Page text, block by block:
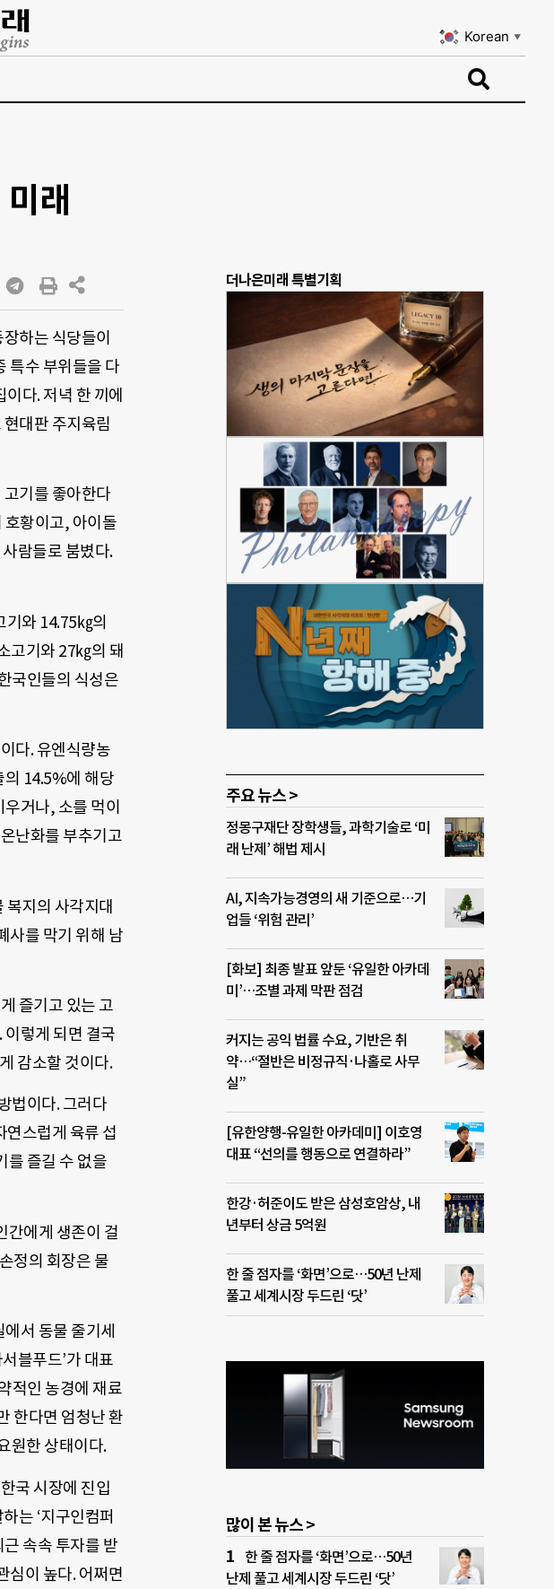
Korean ▼
래
하는 식당들이
특수 부위들을 다
다. 저녁 한 끼에
대판 주지육림
기를 좋아한다
호황이고, 아이돌
람들로 붐볐다.
와 14.75㎏의
고기와 27㎏의 돼
국인들의 식성은
다. 유엔식량농
의 14.5%에 해당
거나, 소를 먹이
난화를 부추기고
지의 사각지대
사를 막기 위해 남
즐기고 있는 고
렇게 되면 결국
감소할 것이다.
법이다. 그러다
연스럽게 육류 섭
를 즐길 수 없을
간에게 생존이 걸
정의 회장은 물
서 동물 줄기세
블푸드’가 대표
적인 농경에 재료
한다면 엄청난 환
원한 상태이다.
국 시장에 진입
는 ‘지구인컴퍼
근 속속 투자를 받
심이 높다. 어쩌면
더나은미래 특별기획
주요 뉴스 >
정몽구재단 장학생들, 과학기술로 ‘미
래 난제’ 해법 제시
AI, 지속가능경영의 새 기준으로…기
업들 ‘위험 관리’
[화보] 최종 발표 앞둔 ‘유일한 아카데
미’…조별 과제 막판 점검
커지는 공익 법률 수요, 기반은 취
약…“절반은 비정규직·나홀로 사무
실”
[유한양행-유일한 아카데미] 이호영
대표 “선의를 행동으로 연결하라”
한강·허준이도 받은 삼성호암상, 내
년부터 상금 5억원
한 줄 점자를 ‘화면’으로…50년 난제
풀고 세계시장 두드린 ‘닷’
많이 본 뉴스 >
한 줄 점자를 ‘화면’으로…50년
난제 풀고 세계시장 두드린 ‘닷’